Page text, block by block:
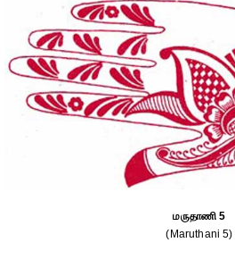
மருதாணி 5
(Maruthani 5)